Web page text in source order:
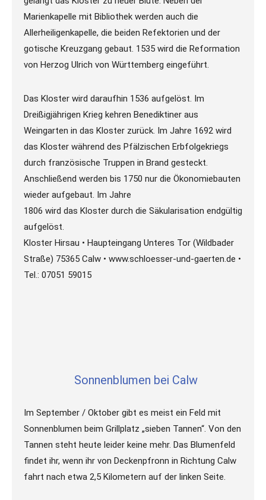
Marienkapelle mit Bibliothek werden auch die
Allerheiligenkapelle, die beiden Refektorien und der
gotische Kreuzgang gebaut. 1535 wird die Reformation
von Herzog Ulrich von Württemberg eingeführt.
Das Kloster wird daraufhin 1536 aufgelöst. Im
Dreißigjährigen Krieg kehren Benediktiner aus
Weingarten in das Kloster zurück. Im Jahre 1692 wird
das Kloster während des Pfälzischen Erbfolgekriegs
durch französische Truppen in Brand gesteckt.
Anschließend werden bis 1750 nur die Ökonomiebauten
wieder aufgebaut. Im Jahre
1806 wird das Kloster durch die Säkularisation endgültig
aufgelöst.
Kloster Hirsau • Haupteingang Unteres Tor (Wildbader
Straße) 75365 Calw • www.schloesser-und-gaerten.de •
Tel.: 07051 59015
Sonnenblumen bei Calw
Im September / Oktober gibt es meist ein Feld mit
Sonnenblumen beim Grillplatz „sieben Tannen“. Von den
Tannen steht heute leider keine mehr. Das Blumenfeld
findet ihr, wenn ihr von Deckenpfronn in Richtung Calw
fahrt nach etwa 2,5 Kilometern auf der linken Seite.